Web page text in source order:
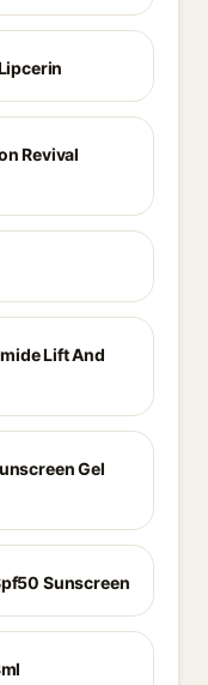
Revival
Lift And
Gel
Sunscreen